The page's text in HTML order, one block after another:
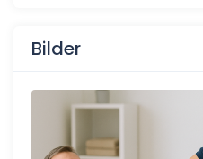
Bilder